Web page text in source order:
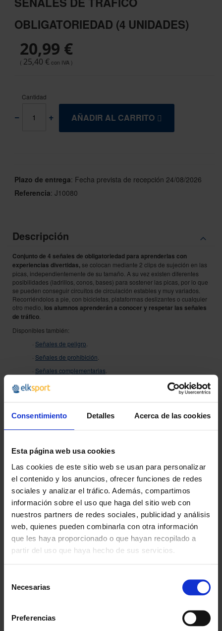
Consentimiento Detalles Acerca de las cookies
Esta página web usa cookies
Las cookies de este sitio web se usan para personalizar
el contenido y los anuncios, ofrecer funciones de redes
sociales y analizar el tráfico. Además, compartimos
información sobre el uso que haga del sitio web con
nuestros partners de redes sociales, publicidad y análisis
web, quienes pueden combinarla con otra información
que les haya proporcionado o que hayan recopilado a
partir del uso que haya hecho de sus servicios.
Necesarias
Preferencias
the
images
gallery
OBLIGATORIEDAD (4 UNIDADES)
20,99 €
25,40 €
Cantidad
AÑADIR AL CARRITO
Plazo de entrega: Fecha prevista de recepción 24/08/2026
Referencia: J10080
Descripción
Conjunto de 4 señales de obligatoriedad para aprenderlas con
experiencias divertidas,se colocan mediante 2 clips de sujeción en las
picas, independientemente de su tamaño. A su vez existen diferentes
posibilidades (ladrillos, conos, bases) para sostener las picas, por lo que
se pueden conseguir circuitos de circulación estables y muy variados.
Recorriéndolos a pie, con bicicletas, plataformas deslizantes o cualquier
otro medio, los alumnos aprenderán a conocer y respetar las señales
de tráfico
Disponibles también:
· Señales de peligro
· Señales de prohibición
· Señales complementarias
Innovando contigo
Especialistas en colectivos
Descubre nuestras ventajas
Envío gratis
A partir de 100€
Garantía
En cambio y devolución
Amplio stock disponible
Calidad
ISO 9001:2015